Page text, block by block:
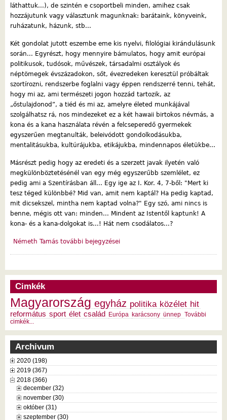
láthattuk...), de szintén e csoportbeli minden, amihez csak
hozzájutunk vagy választunk magunknak: barátaink, könyveink,
ruházatunk, házunk, stb...
Két gondolat jutott eszembe eme kis nyelvi, filológiai kirándulásunk
során... Egyrészt, hogy mennyire bámulatos, hogy amit európai
politikusok, tudósok, művészek, társadalmi osztályok és
néptömegek évszázadokon, sőt, évezredeken keresztül próbáltak
szortírozni, rendszerbe foglalni vagy éppen rendszerré tenni, tehát,
hogy mi az, ami természeti jogon hozzád tartozik, az
„őstulajdonod”, a tiéd és mi az, amelyre életed munkájával
szolgálhatsz rá, nos mindezeket ez a két hawaii birtokos névmás, a
kona és a kana használata révén a felcseperedő gyermekek
egyszerűen megtanulták, beleivódott gondolkodásukba,
mentalitásukba, kultúrájukba, etikájukba, mindennapos életükbe...
Másrészt pedig hogy az eredeti és a szerzett javak ilyetén való
megkülönböztetésénél van egy még egyszerűbb szemlélet, ez
pedig ami a Szentírásban áll... Egy ige az I. Kor. 4, 7-ből: "Mert ki
tesz téged különbbé? Mid van, amit nem kaptál? Ha pedig kaptad,
mit dicsekszel, mintha nem kaptad volna?" Egy szó, ami nincs is
benne, mégis ott van: minden... Mindent az Istentől kaptunk! A
kona- és a kana-dolgokat is...! Hát nem csodálatos...?
Németh Tamás további bejegyzései
Cimkék
Magyarország egyház politika közélet hit
református sport élet család Európa karácsony ünnep További
cimkék...
Archivum
2020 (198)
2019 (367)
2018 (366)
december (32)
november (30)
október (31)
szeptember (30)